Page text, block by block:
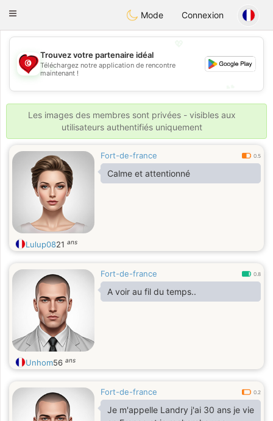
Tunisia Dating
Toggle
Mode Connexion
💖
💕
Trouvez votre partenaire idéal
Téléchargez notre application de rencontre
maintenant !
Les images des membres sont privées - visibles aux
utilisateurs authentifiés uniquement
Fort-de-france 0.5
Calme et attentionné
Lulup0821 ans
Fort-de-france 0.8
A voir au fil du temps..
Unhom56 ans
Fort-de-france 0.2
Je m'appelle Landry j'ai 30 ans je vie